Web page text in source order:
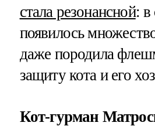
стала резонансной: в
появилось
даже породила
защиту кота и его
Кот-гурман